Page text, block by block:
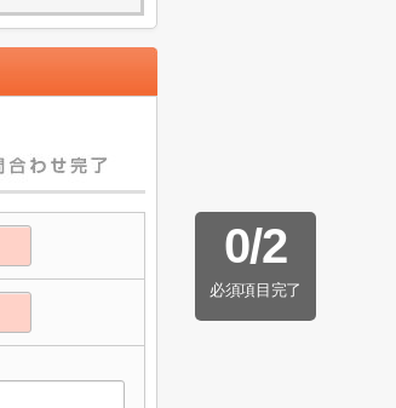
0/2
必須項目完了